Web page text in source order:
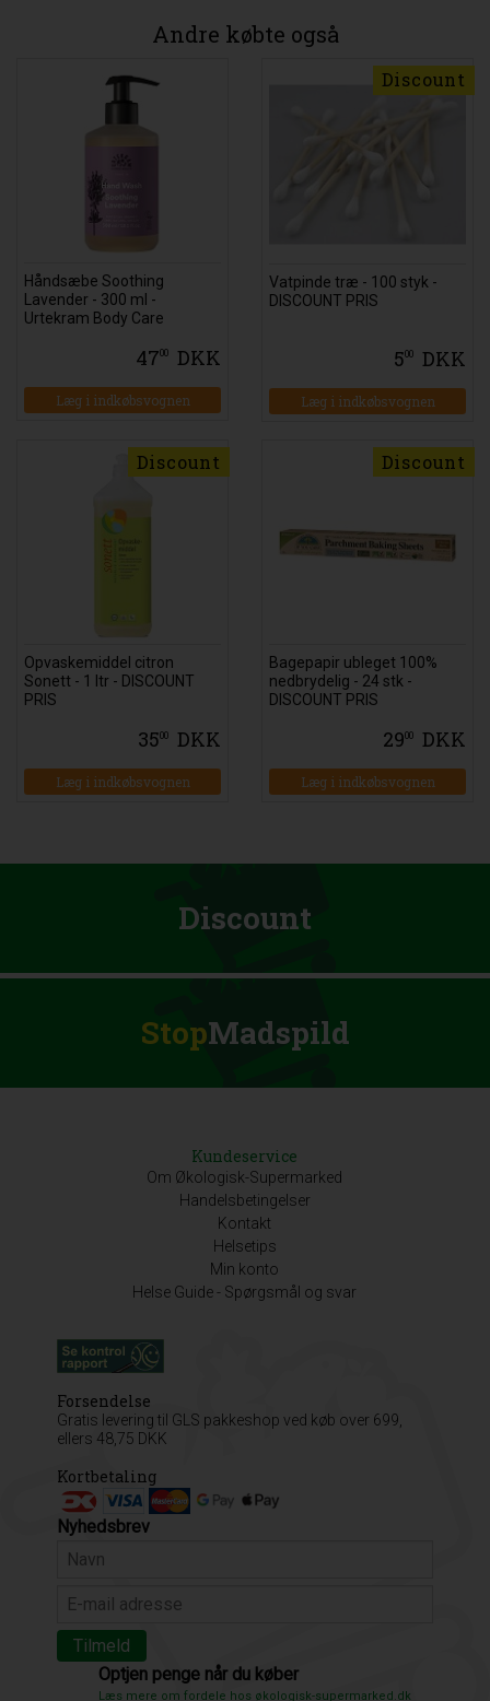
Andre købte også
Håndsæbe Soothing
Lavender - 300 ml -
Urtekram Body Care
4700 DKK
Læg i indkøbsvognen
Discount
Vatpinde træ - 100 styk -
DISCOUNT PRIS
500 DKK
Læg i indkøbsvognen
Discount
Opvaskemiddel citron
Sonett - 1 ltr - DISCOUNT
PRIS
3500 DKK
Læg i indkøbsvognen
Discount
Bagepapir ubleget 100%
nedbrydelig - 24 stk -
DISCOUNT PRIS
2900 DKK
Læg i indkøbsvognen
Discount
StopMadspild
Kundeservice
Om Økologisk-Supermarked
Handelsbetingelser
Kontakt
Helsetips
Min konto
Helse Guide - Spørgsmål og svar
Forsendelse
Gratis levering til GLS pakkeshop ved køb over 699,
ellers 48,75 DKK
Kortbetaling
Nyhedsbrev
Optjen penge når du køber
Læs mere om fordele hos økologisk-supermarked.dk